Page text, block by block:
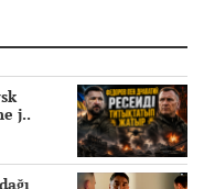
j..